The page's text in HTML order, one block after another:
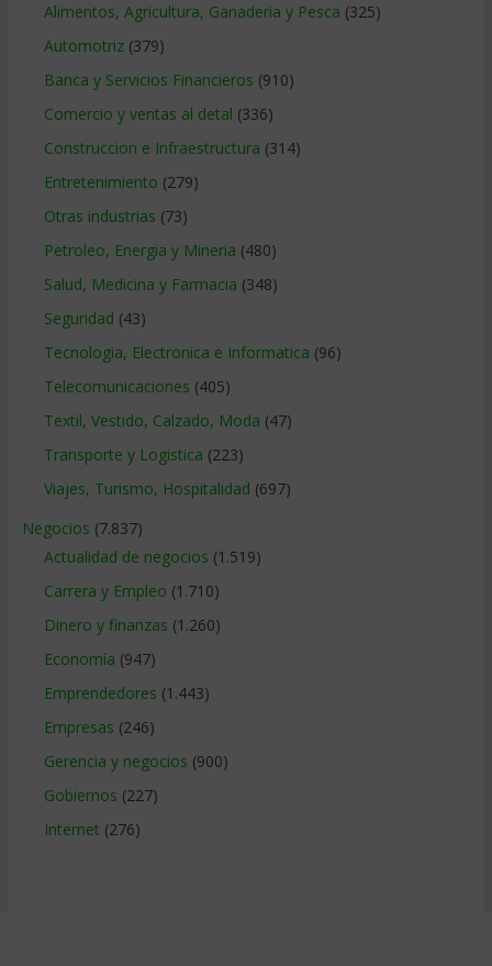
Alimentos, Agricultura, Ganaderia y Pesca (325)
Automotriz(379)
Banca y Servicios Financieros (910)
Comercio y ventas al detal (336)
Construccion e Infraestructura (314)
Entretenimiento (279)
Otras industrias (73)
Petroleo, Energia y Mineria (480)
Salud, Medicina y Farmacia (348)
Seguridad (43)
Tecnologia, Electronica e Informatica (96)
Telecomunicaciones (405)
Textil, Vestido, Calzado, Moda (47)
Transporte y Logistica (223)
Viajes, Turismo, Hospitalidad (697)
Negocios (7.837)
Actualidad de negocios (1.519)
Carrera y Empleo (1.710)
Dinero y finanzas (1.260)
Economía (947)
Emprendedores (1.443)
Empresas (246)
Gerencia y negocios (900)
Gobiernos (227)
Internet (276)